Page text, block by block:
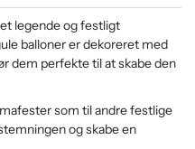
legende og festligt
balloner er dekoreret med
dem perfekte til at skabe den
som til andre festlige
og skabe en